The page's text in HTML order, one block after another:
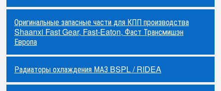
Оригинальные запасные части для КПП производства
Shaanxi Fast Gear, Fast-Eaton, Фаст Трансмишэн
Европа
Радиаторы охлаждения МАЗ BSPL / RIDEA